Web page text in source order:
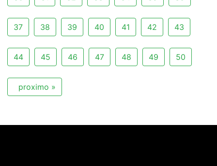
37 38 39 40 41 42 43
44 45 46 47 48 49 50
proximo »